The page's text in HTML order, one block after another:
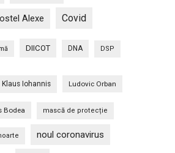
Alexe Covid
DIICOT DNA DSP
Klaus Iohannis Ludovic Orban
Bodea mască de protecție
noul coronavirus